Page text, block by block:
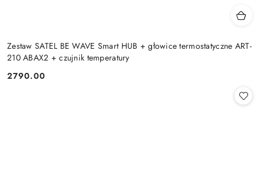
Zestaw SATEL BE WAVE Smart HUB + głowice termostatyczne ART-
210 ABAX2 + czujnik temperatury
Cena:
2790.00